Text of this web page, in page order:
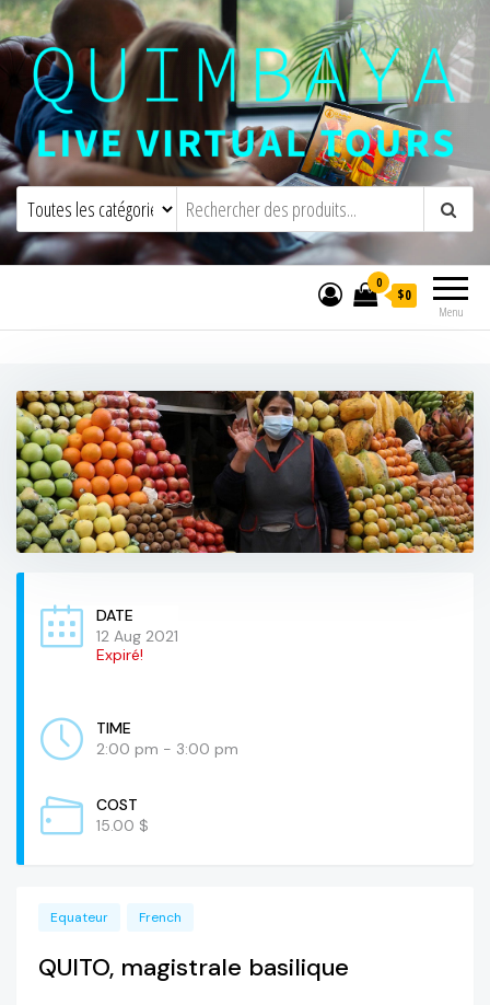
Quimbaya Virtual ToursVisites virtuelles interactives en direct
Menu
0
$0
DATE
12 Aug 2021
Expiré!
TIME
2:00 pm - 3:00 pm
COST
15.00 $
Equateur French
QUITO, magistrale basilique